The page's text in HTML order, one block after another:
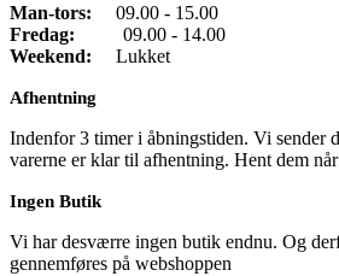
Man-tors: 09.00 - 15.00
Fredag: 09.00 - 14.00
Weekend: Lukket
Afhentning
Indenfor 3 timer i åbningstiden. Vi sender
varerne er klar til afhentning. Hent dem
Ingen Butik
Vi har desværre ingen butik endnu. Og
gennemføres på webshoppen